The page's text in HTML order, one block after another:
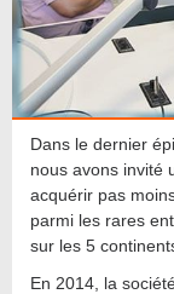
Dans le dernier
nous avons invité
acquérir pas
parmi les rares
sur les 5
En 2014, la